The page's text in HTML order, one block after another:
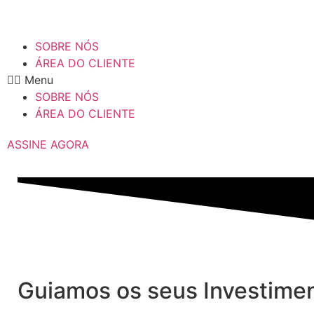
SOBRE NÓS
ÁREA DO CLIENTE
Menu
SOBRE NÓS
ÁREA DO CLIENTE
ASSINE AGORA
Guiamos os seus